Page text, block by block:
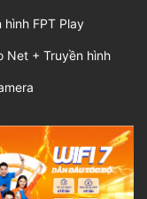
hình FPT Play
Net + Truyền hình